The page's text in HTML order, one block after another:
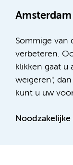
Sommige van
verbeteren.
klikken gaat u
weigeren",
kunt u uw